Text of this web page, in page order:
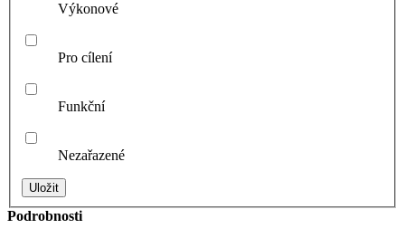
Výkonové
Pro cílení
Funkční
Nezařazené
Podrobnosti